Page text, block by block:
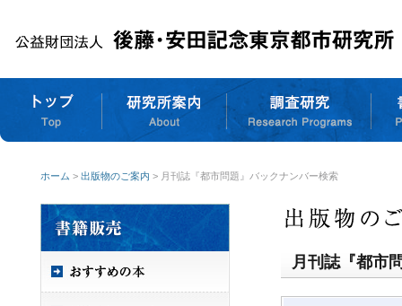
ホーム > 出版物のご案内 > 月刊誌『都市問題』バックナンバー検索
月刊誌『都市